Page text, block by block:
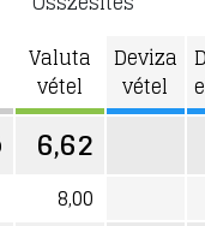
Valuta
vétel
Deviza
vétel
6,62
8,00